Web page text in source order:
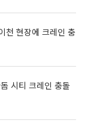
천 현장에 크레인 충
시티 크레인 충돌